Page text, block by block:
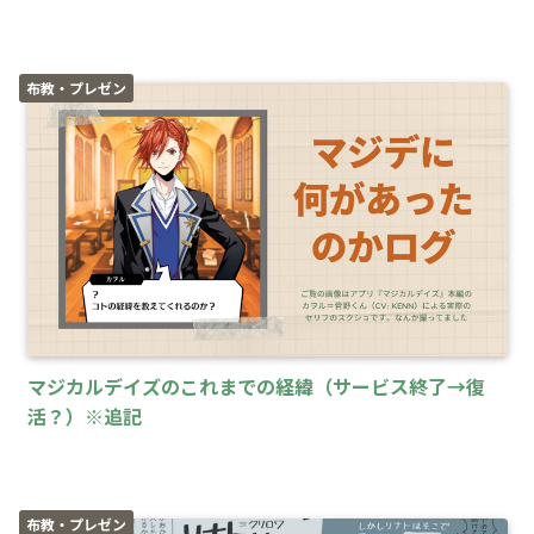
布教・プレゼン
マジカルデイズのこれまでの経緯（サービス終了→復
活？）※追記
布教・プレゼン